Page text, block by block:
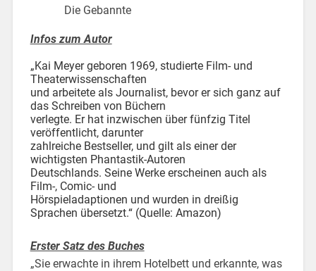
Die Gebannte
Infos zum Autor
„Kai Meyer geboren 1969, studierte Film- und
Theaterwissenschaften
und arbeitete als Journalist, bevor er sich ganz auf
das Schreiben von Büchern
verlegte. Er hat inzwischen über fünfzig Titel
veröffentlicht, darunter
zahlreiche Bestseller, und gilt als einer der
wichtigsten Phantastik-Autoren
Deutschlands. Seine Werke erscheinen auch als
Film-, Comic- und
Hörspieladaptionen und wurden in dreißig
Sprachen übersetzt.“ (Quelle: Amazon)
Erster Satz des Buches
„Sie erwachte in ihrem Hotelbett und erkannte, was